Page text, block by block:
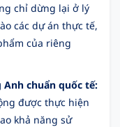
chỉ dừng lại ở lý
các dự án thực tế,
của riêng
chuẩn quốc tế:
được thực hiện
khả năng sử